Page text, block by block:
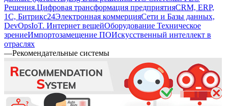
Решения.Цифровая трансформация предприятияCRM, ERP,
1C, Битрикс24Электронная коммерцияСети и Базы данных,
DevOpsIoT. Интернет вещейОборудование Техническое
зрениеИмпортозамещение ПОИскусственный интеллект в
отраслях
—Рекомендательные системы